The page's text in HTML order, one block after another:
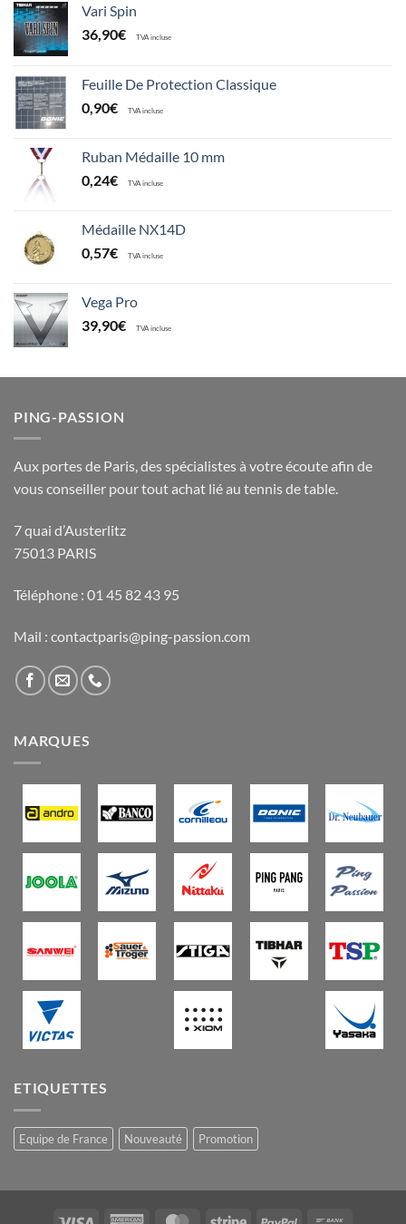
Vari Spin
36,90€ TVA incluse
Feuille De Protection Classique
0,90€ TVA incluse
Ruban Médaille 10 mm
0,24€ TVA incluse
Médaille NX14D
0,57€ TVA incluse
Vega Pro
39,90€ TVA incluse
PING-PASSION
Aux portes de Paris, des spécialistes à votre écoute afin de
vous conseiller pour tout achat lié au tennis de table.
7 quai d’Austerlitz
75013 PARIS
Téléphone : 01 45 82 43 95
Mail : contactparis@ping-passion.com
MARQUES
ETIQUETTES
Equipe de France Nouveauté Promotion
Visa American MasterCardStripe PayPal